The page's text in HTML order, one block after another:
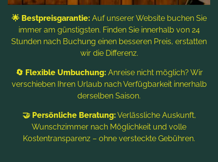
Folgen Sie uns
🌟 Bestpreisgarantie:Auf unserer Website buchen Sie
immer am günstigsten. Finden Sie innerhalb von 24
Stunden nach Buchung einen besseren Preis, erstatten
wir die Differenz.
🔄 Flexible Umbuchung:Anreise nicht möglich? Wir
verschieben Ihren Urlaub nach Verfügbarkeit innerhalb
derselben Saison.
🤝 Persönliche Beratung:Verlässliche Auskunft,
Wunschzimmer nach Möglichkeit und volle
Kostentransparenz – ohne versteckte Gebühren.
teilweise mit Hilfe von KI erstellt. Weitere Informationen finden
Sie in derDatenschutzerklärung